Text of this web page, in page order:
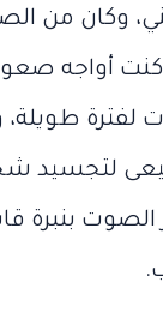
وكان من
أواجه
طويلة،
لتجسيد
الصوت بنبرة